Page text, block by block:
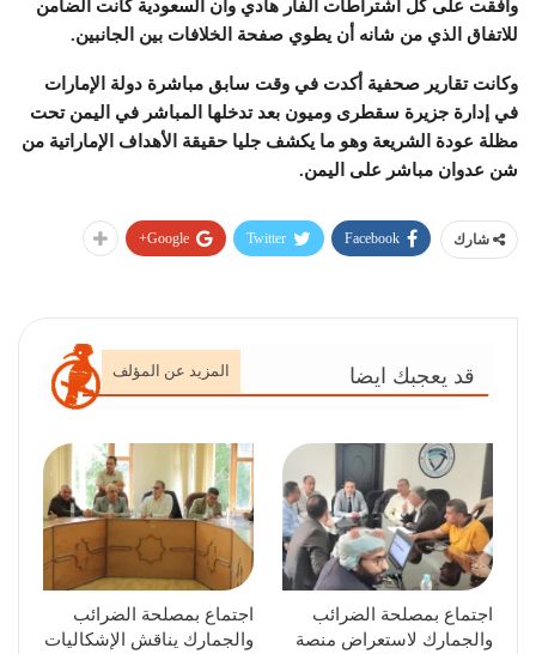
وافقت على كل اشتراطات الفار هادي وان السعودية كانت الضامن
للاتفاق الذي من شانه أن يطوي صفحة الخلافات بين الجانبين.
وكانت تقارير صحفية أكدت في وقت سابق مباشرة دولة الإمارات
في إدارة جزيرة سقطرى وميون بعد تدخلها المباشر في اليمن تحت
مظلة عودة الشريعة وهو ما يكشف جليا حقيقة الأهداف الإماراتية من
شن عدوان مباشر على اليمن.
شارك Facebook
Twitter
Google+
قد يعجبك ايضا المزيد عن المؤلف
اجتماع بمصلحة الضرائب
والجمارك لاستعراض منصة
اجتماع بمصلحة الضرائب
والجمارك يناقش الإشكاليات